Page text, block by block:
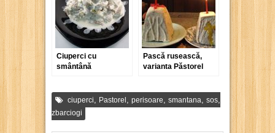
Ciuperci cu
smântână
Pască rusească,
varianta Păstorel
ciuperci, Pastorel , perisoare, smantana, sos,
zbarciogi